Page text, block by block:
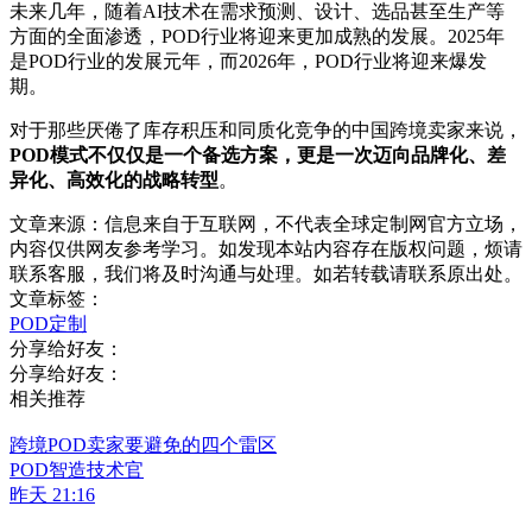
未来几年，随着AI技术在需求预测、设计、选品甚至生产等
方面的全面渗透，POD行业将迎来更加成熟的发展。2025年
是POD行业的发展元年，而2026年，POD行业将迎来爆发
期。
对于那些厌倦了库存积压和同质化竞争的中国跨境卖家来说，
POD模式不仅仅是一个备选方案，更是一次迈向品牌化、差
异化、高效化的战略转型。
文章来源：信息来自于互联网，不代表全球定制网官方立场，
内容仅供网友参考学习。如发现本站内容存在版权问题，烦请
联系客服，我们将及时沟通与处理。如若转载请联系原出处。
文章标签：
POD定制
分享给好友：
分享给好友：
相关推荐
跨境POD卖家要避免的四个雷区
POD智造技术官
昨天 21:16